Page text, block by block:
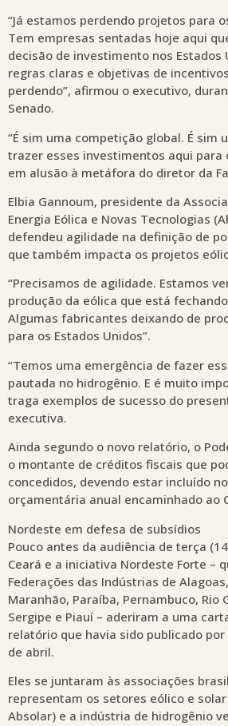
“Já estamos perdendo projetos para
Tem empresas sentadas hoje aqui
decisão de investimento nos Estados
regras claras e objetivas de
perdendo”, afirmou o executivo,
Senado.
“É sim uma competição global. É sim
trazer esses investimentos aqui para
em alusão à metáfora do diretor da
Elbia Gannoum, presidente da
Energia Eólica e Novas Tecnologias
defendeu agilidade na definição de
que também impacta os projetos
“Precisamos de agilidade. Estamos
produção da eólica que está
Algumas fabricantes deixando de
para os Estados Unidos”.
“Temos uma emergência de fazer
pautada no hidrogênio. E é muito
traga exemplos de sucesso do
executiva.
Ainda segundo o novo relatório, o
o montante de créditos fiscais que
concedidos, devendo estar incluído
orçamentária anual encaminhado ao
Nordeste em defesa de subsídios
Pouco antes da audiência de terça
Ceará e a iniciativa Nordeste Forte –
Federações das Indústrias de
Maranhão, Paraíba, Pernambuco, Rio
Sergipe e Piauí – aderiram a uma
relatório que havia sido publicado
de abril.
Eles se juntaram às associações
representam os setores eólico e
Absolar) e a indústria de hidrogênio